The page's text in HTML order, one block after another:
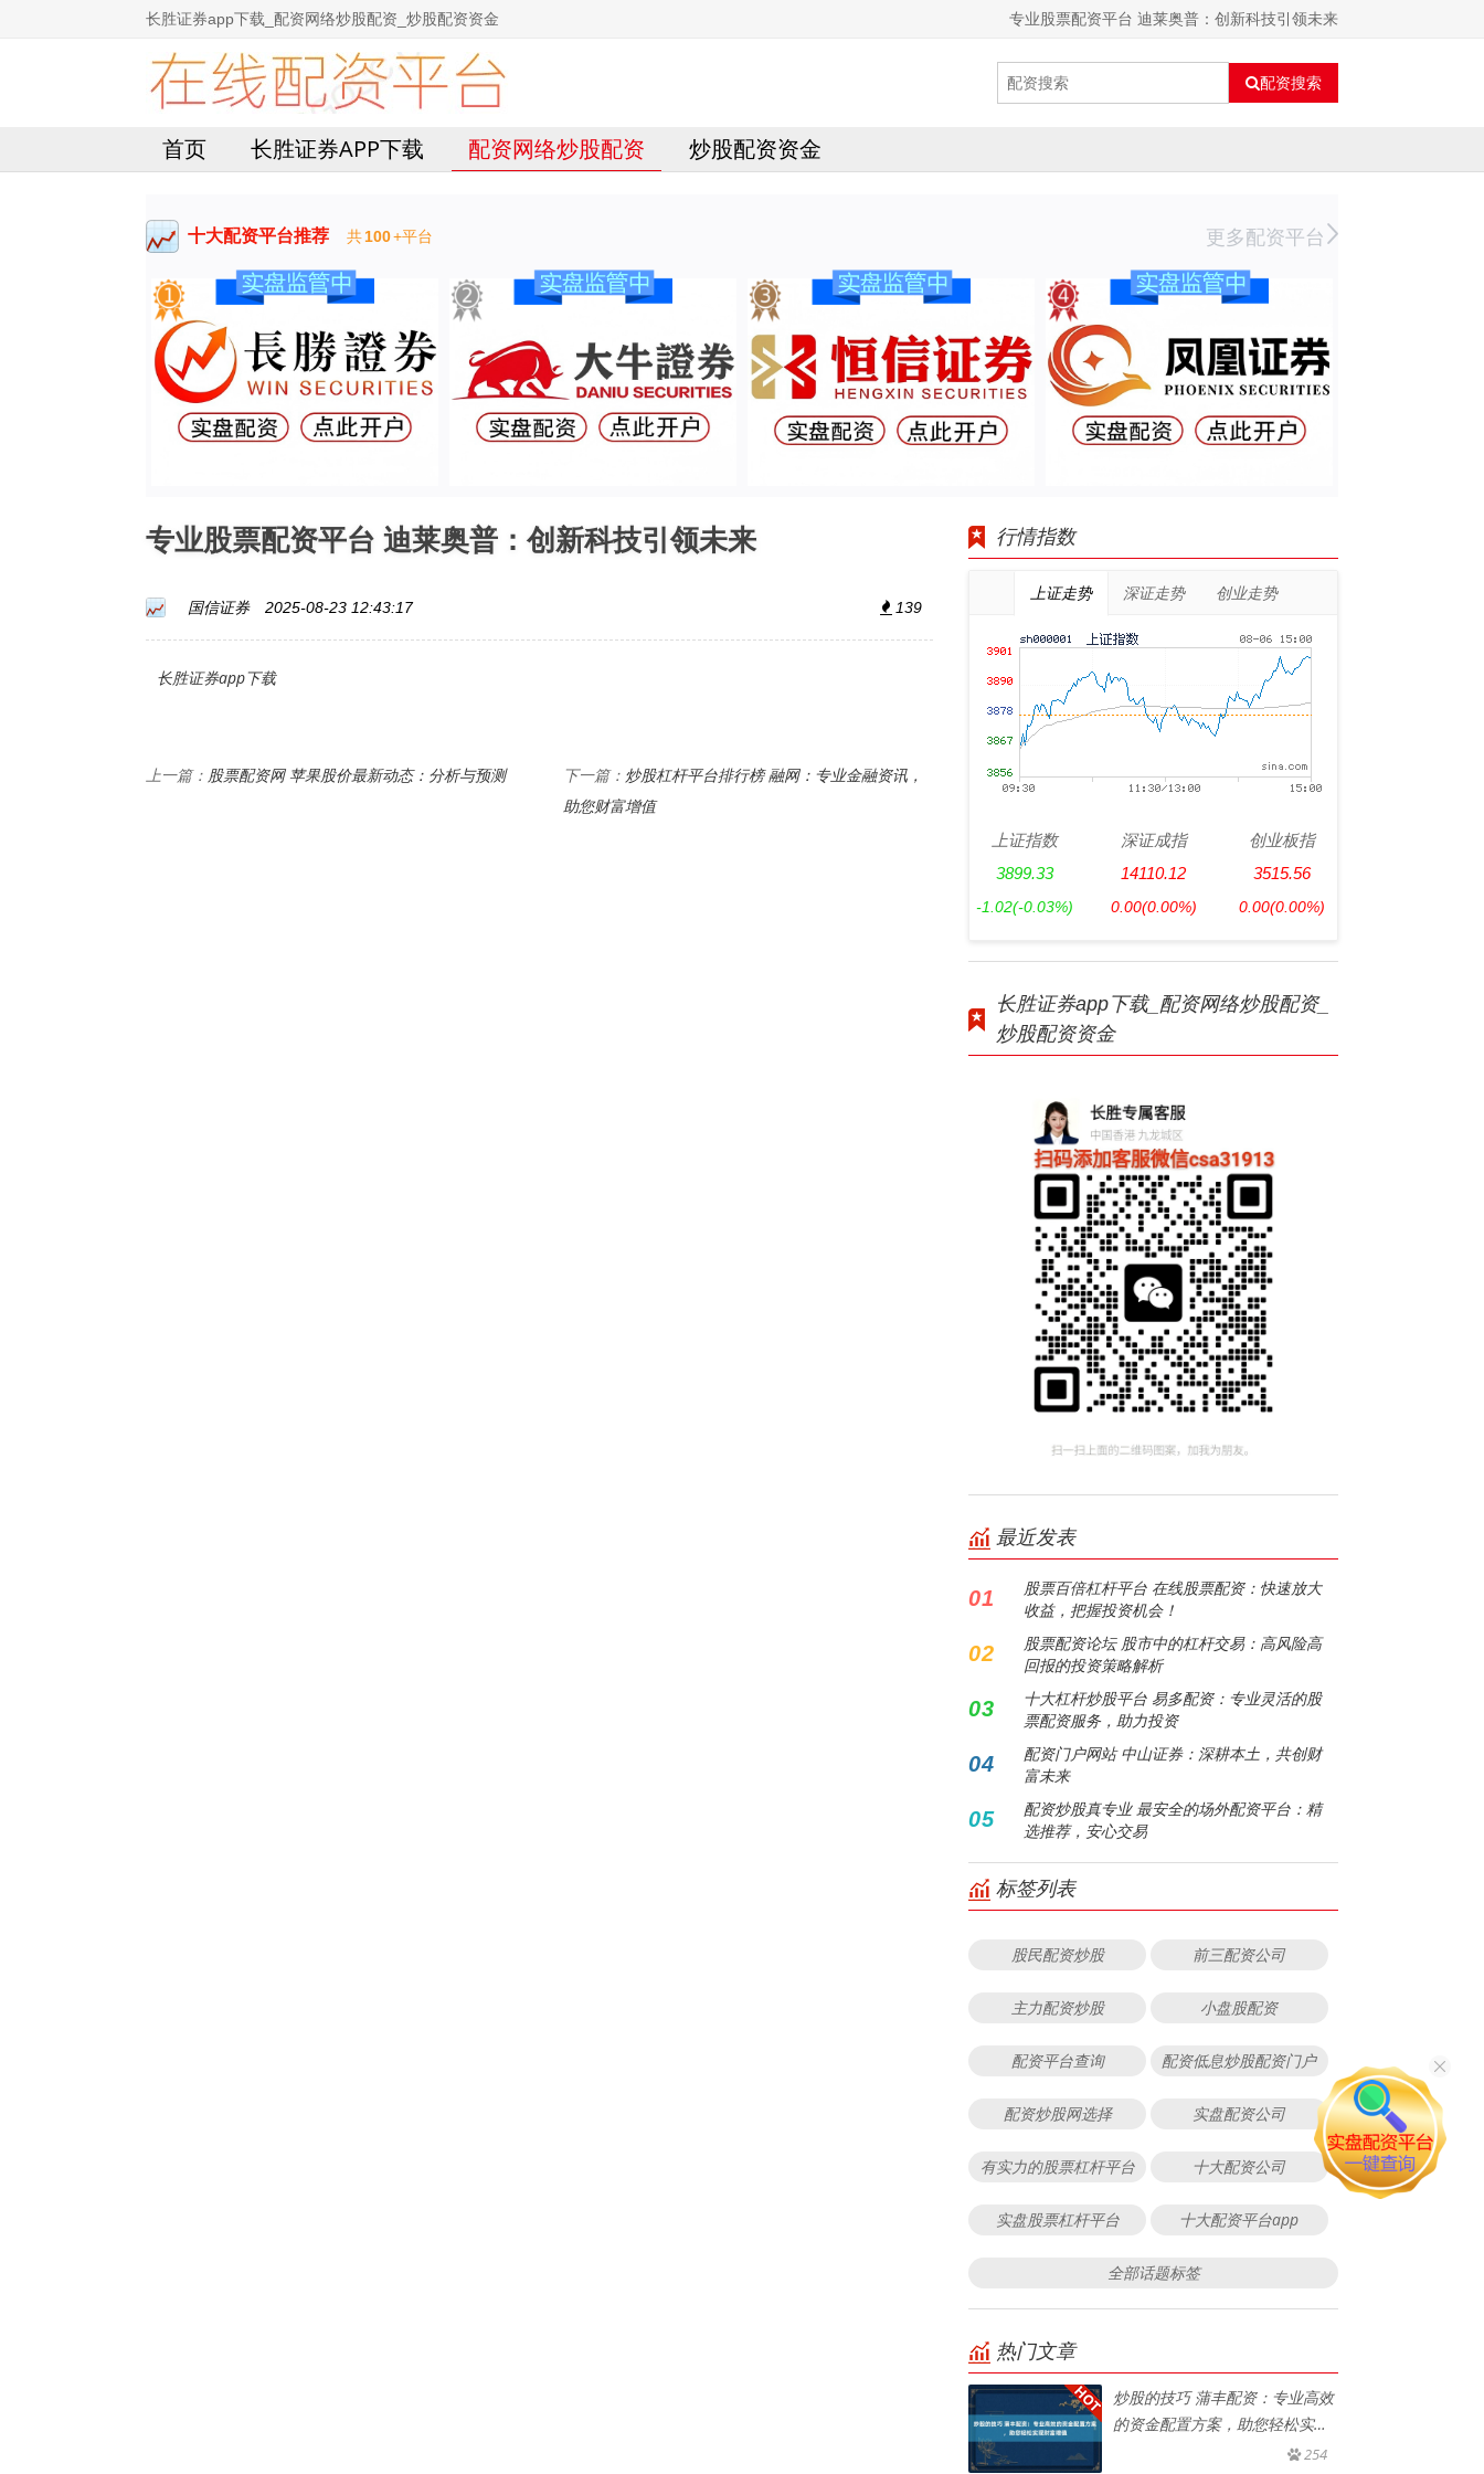
长胜证券app下载_配资网络炒股配资_炒股配资资金 专业股票配资平台 迪莱奥普：创新科技引领未来
配资搜索
首页 长胜证券APP下载 配资网络炒股配资 炒股配资资金
十大配资平台推荐 共100+平台 更多配资平台
专业股票配资平台 迪莱奥普：创新科技引领未来
国信证券 2025-08-23 12:43:17 139
长胜证券app下载
上一篇： 股票配资网 苹果股价最新动态：分析与预测 下一篇： 炒股杠杆平台排行榜 融网：专业金融资讯，
助您财富增值
行情指数
上证走势 深证走势 创业走势
上证指数
3899.33
-1.02(-0.03%)
深证成指
14110.12
0.00(0.00%)
创业板指
3515.56
0.00(0.00%)
长胜证券app下载_配资网络炒股配资_
炒股配资资金
最近发表
01
股票百倍杠杆平台 在线股票配资：快速放大
收益，把握投资机会！
02
股票配资论坛 股市中的杠杆交易：高风险高
回报的投资策略解析
03
十大杠杆炒股平台 易多配资：专业灵活的股
票配资服务，助力投资
04
配资门户网站 中山证券：深耕本土，共创财
富未来
05
配资炒股真专业 最安全的场外配资平台：精
选推荐，安心交易
标签列表
股民配资炒股 前三配资公司
主力配资炒股 小盘股配资
配资平台查询 配资低息炒股配资门户
配资炒股网选择 实盘配资公司
有实力的股票杠杆平台 十大配资公司
实盘股票杠杆平台 十大配资平台app
全部话题标签
热门文章
炒股的技巧 蒲丰配资：专业高效
的资金配置方案，助您轻松实现
254